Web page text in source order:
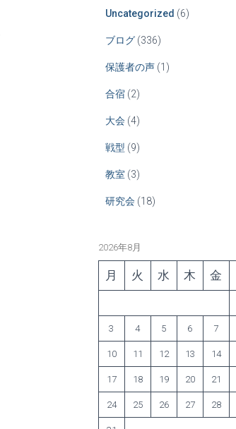
Uncategorized (6)
ブログ(336)
保護者の声(1)
合宿(2)
大会(4)
戦型 (9)
教室 (3)
研究会(18)
2026年8月
月 火 水 木 金
3 4 5 6 7
10 11 12 13 14
17 18 19 20 21
24 25 26 27 28